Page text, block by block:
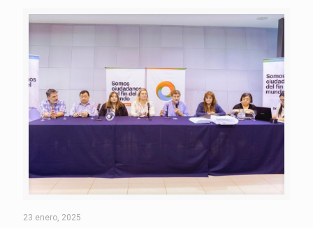
23 enero, 2025